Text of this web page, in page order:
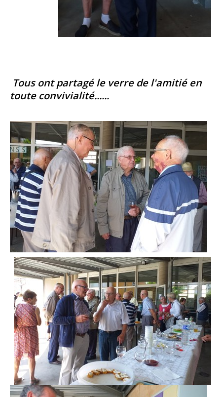
Tous ont partagé le verre de l'amitié en
toute convivialité......